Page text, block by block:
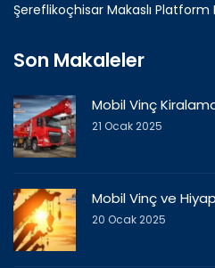
Şereflikoçhisar Makaslı Platform
Son Makaleler
Mobil Vinç
21 Ocak 2025
Mobil Vinç ve
20 Ocak 2025